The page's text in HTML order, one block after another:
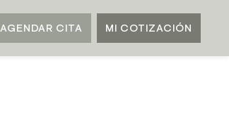
AGENDAR CITA MI COTIZACIÓN